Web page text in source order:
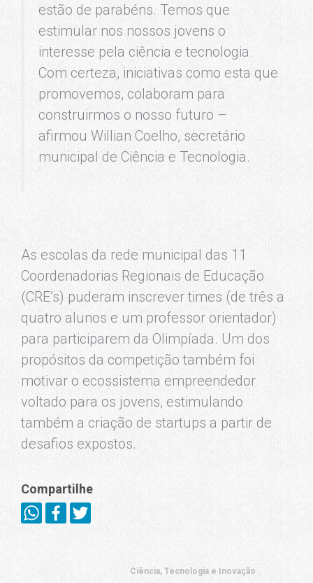
estão de parabéns. Temos que
estimular nos nossos jovens o
interesse pela ciência e tecnologia.
Com certeza, iniciativas como esta que
promovemos, colaboram para
construirmos o nosso futuro –
afirmou Willian Coelho, secretário
municipal de Ciência e Tecnologia.
As escolas da rede municipal das 11
Coordenadorias Regionais de Educação
(CRE’s) puderam inscrever times (de três a
quatro alunos e um professor orientador)
para participarem da Olimpíada. Um dos
propósitos da competição também foi
motivar o ecossistema empreendedor
voltado para os jovens, estimulando
também a criação de startups a partir de
desafios expostos.
Compartilhe
Ciência, Tecnologia e Inovação